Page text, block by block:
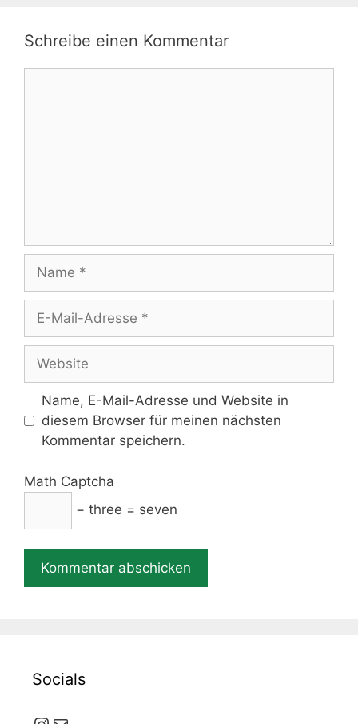
Schreibe einen Kommentar
Name
Adresse
Website
Name, E-Mail-Adresse und Website in
diesem Browser für meinen nächsten
Kommentar speichern.
Math Captcha
− three = seven
Socials